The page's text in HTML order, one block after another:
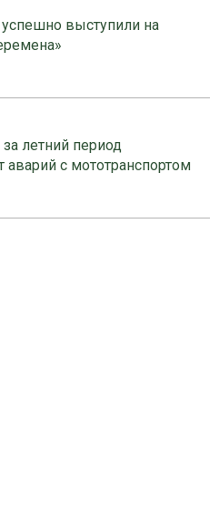
выступили на
летний период
аварий с мототранспортом